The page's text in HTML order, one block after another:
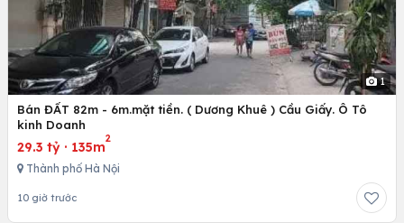
1
Bán ĐẤT 82m - 6m.mặt tiền. ( Dương Khuê ) Cầu Giấy. Ô Tô
kinh Doanh
29.3 tỷ · 135m
2
Thành phố Hà Nội
10 giờ trước